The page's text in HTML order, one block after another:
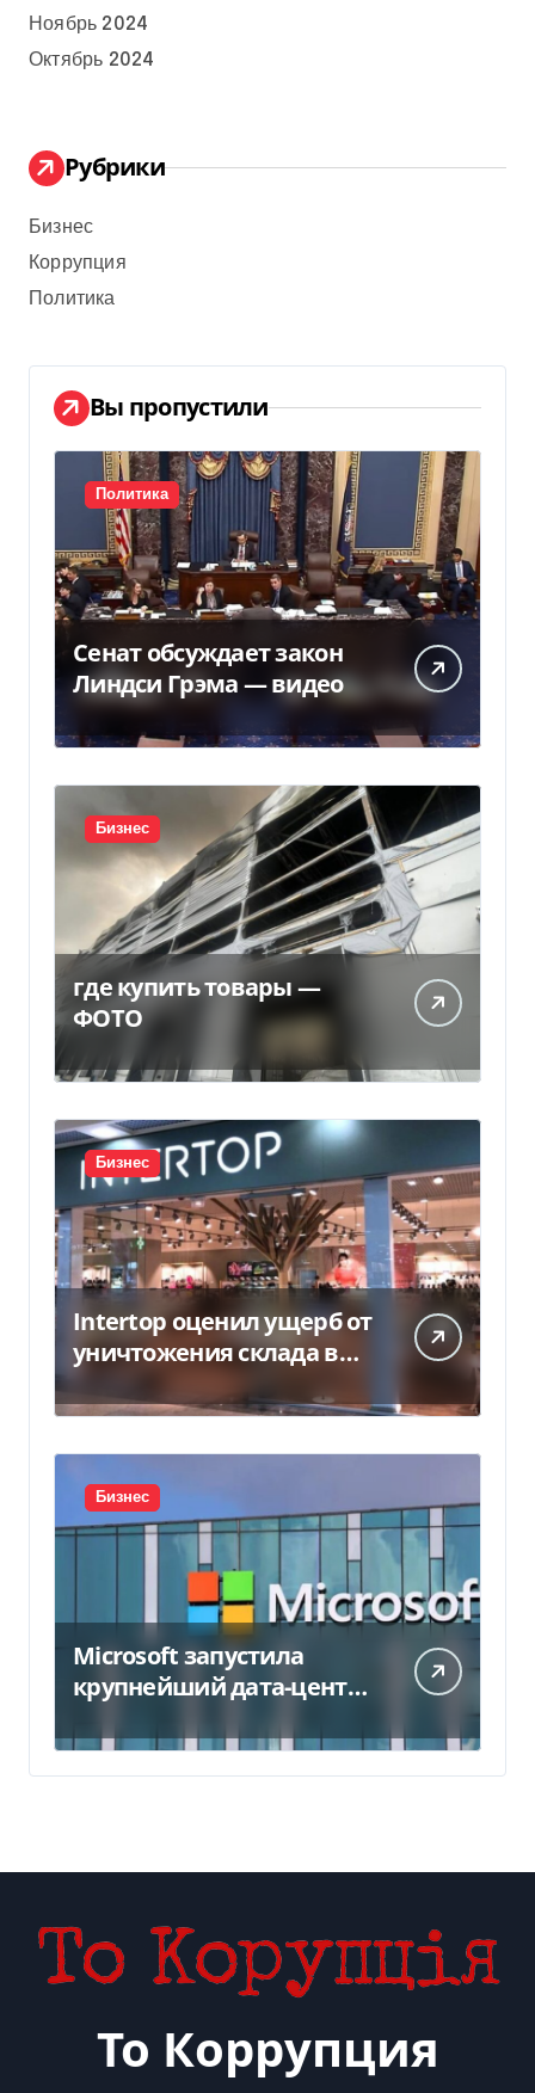
Ноябрь 2024
Октябрь 2024
Рубрики
Бизнес
Коррупция
Политика
Вы пропустили
Политика
Сенат обсуждает закон
Линдси Грэма — видео
Бизнес
где купить товары —
ФОТО
Бизнес
Intertop оценил ущерб от
уничтожения склада в
Бизнес
Microsoft запустила
крупнейший дата-центр
миллиарда
То Коррупция